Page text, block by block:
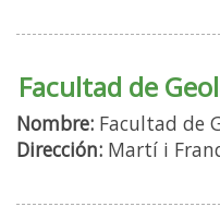
Facultad de
Nombre: Facultad de
Dirección: Martí i